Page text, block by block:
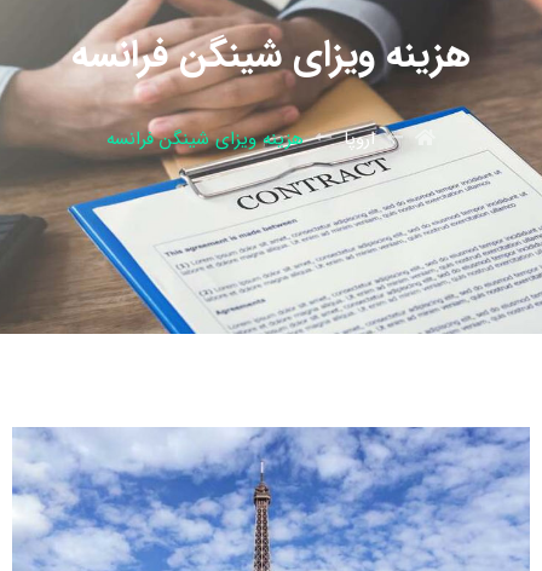
هزینه ویزای شینگن فرانسه
اروپا هزینه ویزای شینگن فرانسه